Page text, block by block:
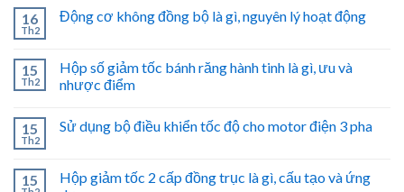
16
Th2
Động cơ không đồng bộ là gì, nguyên lý hoạt động
15
Th2
Hộp số giảm tốc bánh răng hành tinh là gì, ưu và
nhược điểm
15
Th2
Sử dụng bộ điều khiển tốc độ cho motor điện 3 pha
15
Hộp giảm tốc 2 cấp đồng trục là gì, cấu tạo và ứng